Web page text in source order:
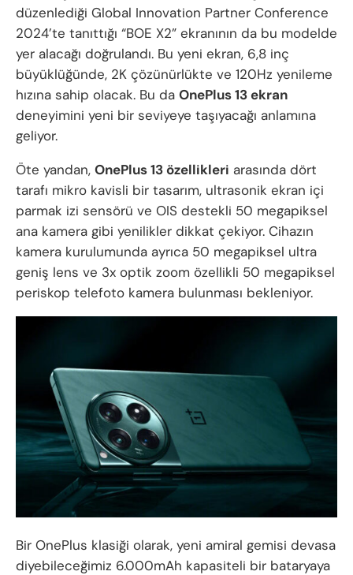
düzenlediği Global Innovation Partner Conference
2024’te tanıttığı “BOE X2” ekranının da bu modelde
yer alacağı doğrulandı. Bu yeni ekran, 6,8 inç
büyüklüğünde, 2K çözünürlükte ve 120Hz yenileme
hızına sahip olacak. Bu da OnePlus 13ekran
deneyimini yeni bir seviyeye taşıyacağı anlamına
geliyor.
Öte yandan, OnePlus 13 özellikleri arasında dört
tarafı mikro kavisli bir tasarım, ultrasonik ekran içi
parmak izi sensörü ve OIS destekli 50 megapiksel
ana kamera gibi yenilikler dikkat çekiyor. Cihazın
kamera kurulumunda ayrıca 50 megapiksel ultra
geniş lens ve 3x optik zoom özellikli 50 megapiksel
periskop telefoto kamera bulunması bekleniyor.
Bir OnePlus klasiği olarak, yeni amiral gemisi devasa
diyebileceğimiz 6.000mAh kapasiteli bir bataryaya